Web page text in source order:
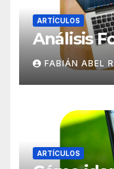
ARTÍCULOS
Análisis
FABIÁN ABEL
ARTÍCULOS